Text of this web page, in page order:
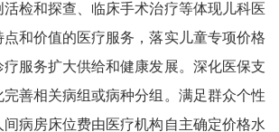
检和探查、临床手术治疗等体现儿科医
和价值的医疗服务，落实儿童专项价格
服务扩大供给和健康发展。深化医保支
善相关病组或病种分组。满足群众个性
病房床位费由医疗机构自主确定价格水